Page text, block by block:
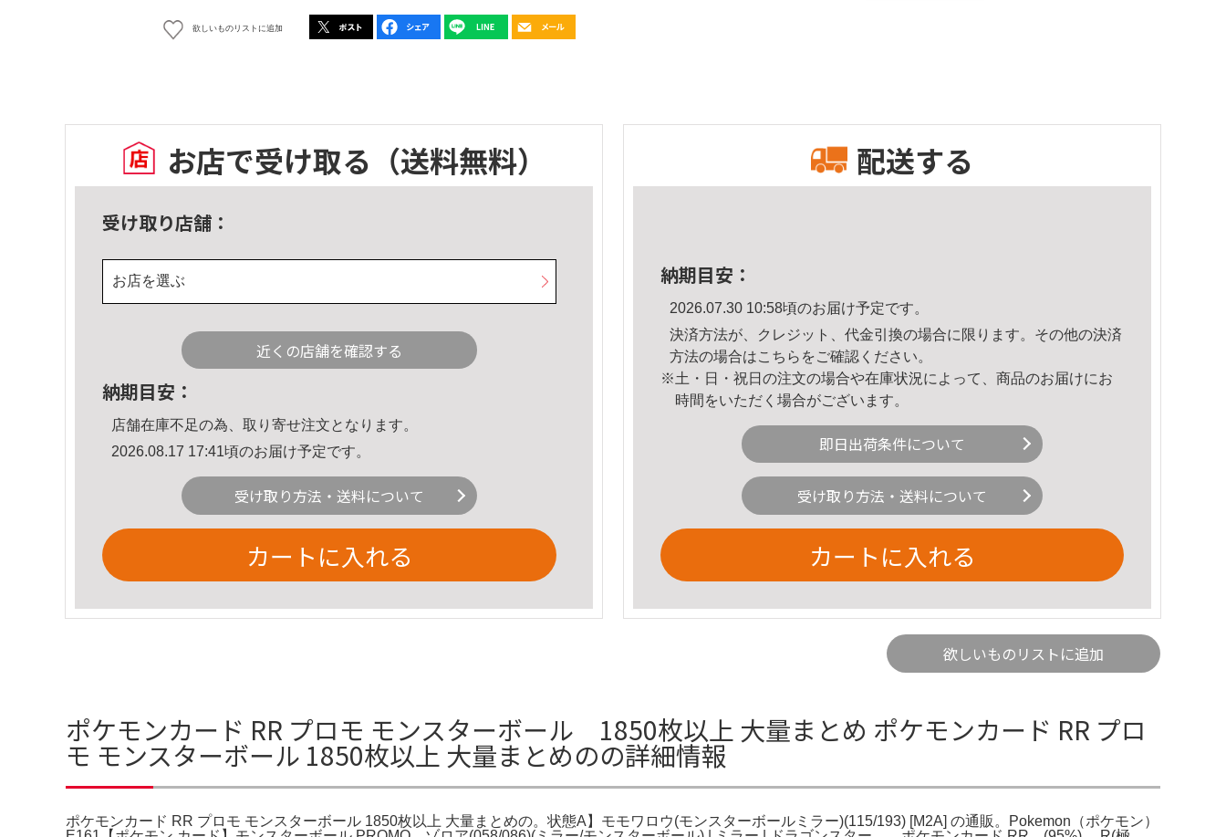
欲しいものリストに追加
お店で受け取る （送料無料）
受け取り店舗：
お店を選ぶ
近くの店舗を確認する
納期目安：
店舗在庫不足の為、取り寄せ注文となります。
2026.08.17 17:41頃のお届け予定です。
受け取り方法・送料について
カートに入れる
配送する
納期目安：
2026.07.30 10:58頃のお届け予定です。
決済方法が、クレジット、代金引換の場合に限ります。その他の決済
方法の場合はこちら をご確認ください。
※土・日・祝日の注文の場合や在庫状況によって、商品のお届けにお
時間をいただく場合がございます。
即日出荷条件について
受け取り方法・送料について
カートに入れる
欲しいものリストに追加
ポケモンカード RR プロモ モンスターボール 1850枚以上 大量まとめ ポケモンカード RR プロ
モ モンスターボール 1850枚以上 大量まとめのの詳細情報
ポケモンカード RR プロモ モンスターボール 1850枚以上 大量まとめの。状態A】モモワロウ(モンスターボールミラー)(115/193) [M2A] の通販。Pokemon（ポケモン）